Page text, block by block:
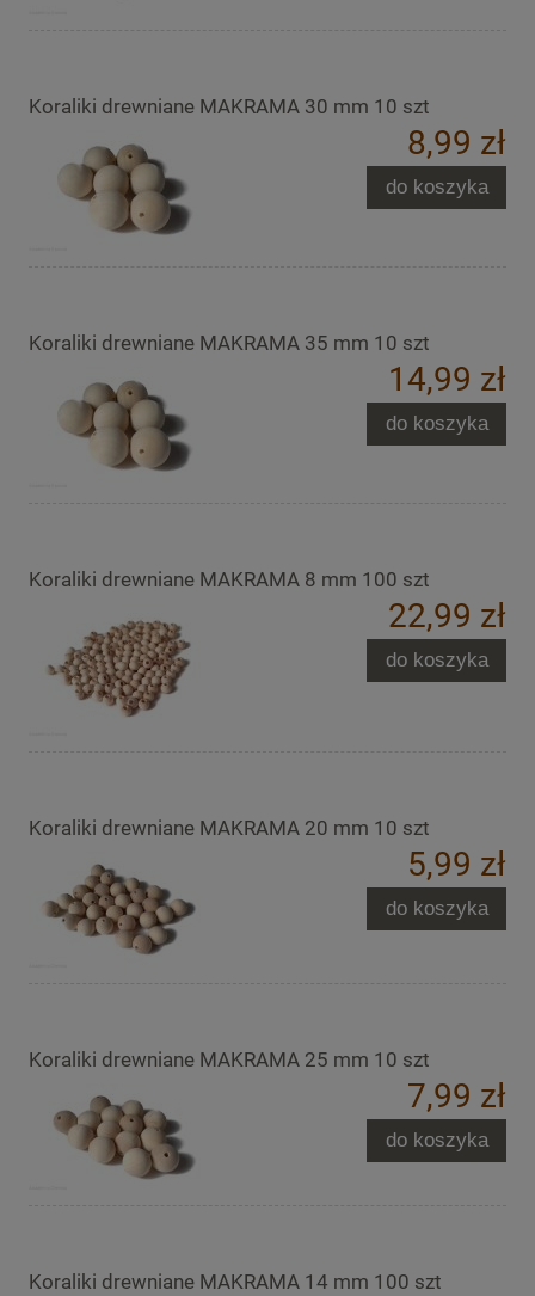
Koraliki drewniane MAKRAMA 30 mm 10 szt
8,99 zł
do koszyka
Koraliki drewniane MAKRAMA 35 mm 10 szt
14,99 zł
do koszyka
Koraliki drewniane MAKRAMA 8 mm 100 szt
22,99 zł
do koszyka
Koraliki drewniane MAKRAMA 20 mm 10 szt
5,99 zł
do koszyka
Koraliki drewniane MAKRAMA 25 mm 10 szt
7,99 zł
do koszyka
Koraliki drewniane MAKRAMA 14 mm 100 szt